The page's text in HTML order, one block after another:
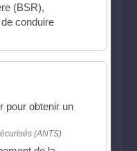
(BSR),
conduire
pour obtenir un
(ANTS)